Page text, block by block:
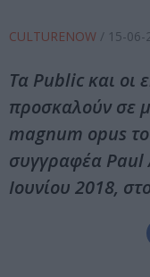
CULTURENOW / 15-06-
Τα Public και οι
προσκαλούν σε
magnum opus
συγγραφέα Paul
Iουνίου 2018,